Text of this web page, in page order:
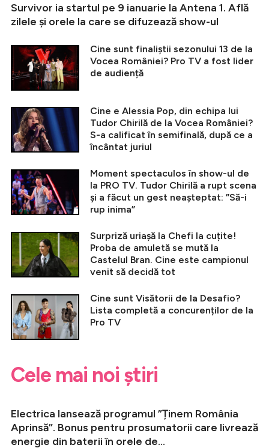
Survivor ia startul pe 9 ianuarie la Antena 1. Află
zilele și orele la care se difuzează show-ul
Cine sunt finaliștii sezonului 13 de la
Vocea României? Pro TV a fost lider
de audiență
Cine e Alessia Pop, din echipa lui
Tudor Chirilă de la Vocea României?
S-a calificat în semifinală, după ce a
încântat juriul
Moment spectaculos în show-ul de
la PRO TV. Tudor Chirilă a rupt scena
și a făcut un gest neașteptat: ”Să-i
rup inima”
Surpriză uriașă la Chefi la cuțite!
Proba de amuletă se mută la
Castelul Bran. Cine este campionul
venit să decidă tot
Cine sunt Visătorii de la Desafio?
Lista completă a concurenților de la
Pro TV
Cele mai noi știri
Electrica lansează programul ”Ținem România
Aprinsă”. Bonus pentru prosumatorii care livrează
energie din baterii în orele de...